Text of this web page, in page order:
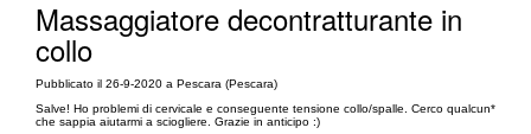
Massaggiatore decontratturante in
collo
Pubblicato il 26-9-2020 a Pescara (Pescara)
Salve! Ho problemi di cervicale e conseguente tensione collo/spalle. Cerco qualcun*
che sappia aiutarmi a sciogliere. Grazie in anticipo :)